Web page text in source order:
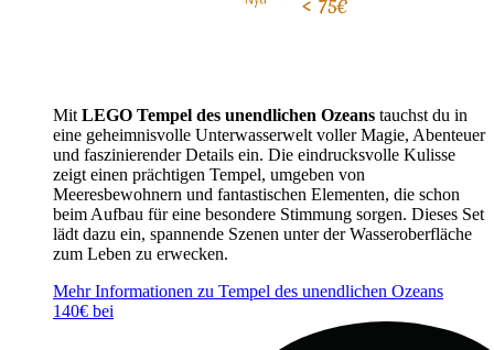
Mit LEGO Tempel des unendlichen Ozeans tauchst du in
eine geheimnisvolle Unterwasserwelt voller Magie, Abenteuer
und faszinierender Details ein. Die eindrucksvolle Kulisse
zeigt einen prächtigen Tempel, umgeben von
Meeresbewohnern und fantastischen Elementen, die schon
beim Aufbau für eine besondere Stimmung sorgen. Dieses Set
lädt dazu ein, spannende Szenen unter der Wasseroberfläche
zum Leben zu erwecken.
Mehr Informationen zu Tempel des unendlichen Ozeans
140€ bei